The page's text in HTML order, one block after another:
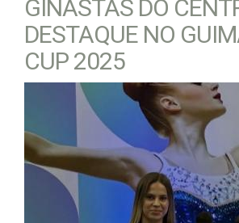
GINASTAS DO
DESTAQUE NO
CUP 2025